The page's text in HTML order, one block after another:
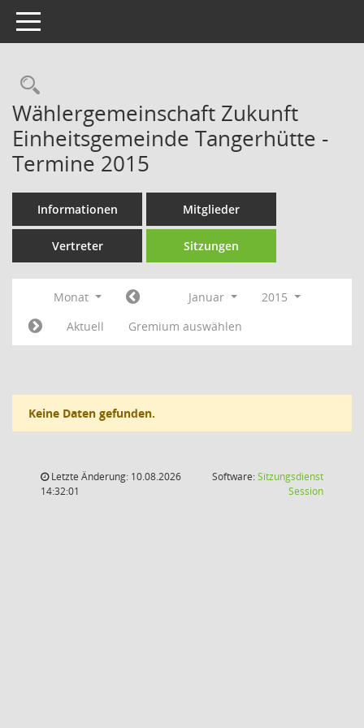
Toggle navigation
Rechercheauswahl
Wählergemeinschaft Zukunft
Einheitsgemeinde Tangerhütte -
Termine 2015
Informationen Mitglieder
Vertreter Sitzungen
Monat Januar
2015
Aktuell
Gremium auswählen
Keine Daten gefunden.
Letzte Änderung: 10.08.2026
14:32:01
Software:Sitzungsdienst
Session(Wird in